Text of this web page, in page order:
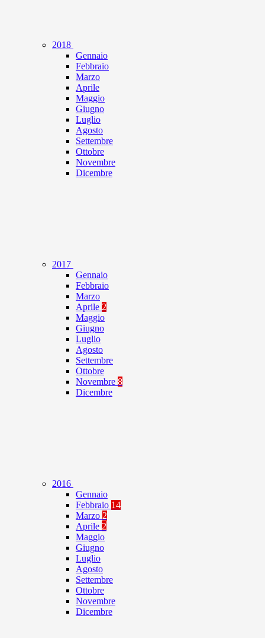
2018
Gennaio
Febbraio
Marzo
Aprile
Maggio
Giugno
Luglio
Agosto
Settembre
Ottobre
Novembre
Dicembre
2017
Gennaio
Febbraio
Marzo
Aprile 2
Maggio
Giugno
Luglio
Agosto
Settembre
Ottobre
Novembre 8
Dicembre
2016
Gennaio
Febbraio 14
Marzo 2
Aprile 2
Maggio
Giugno
Luglio
Agosto
Settembre
Ottobre
Novembre
Dicembre